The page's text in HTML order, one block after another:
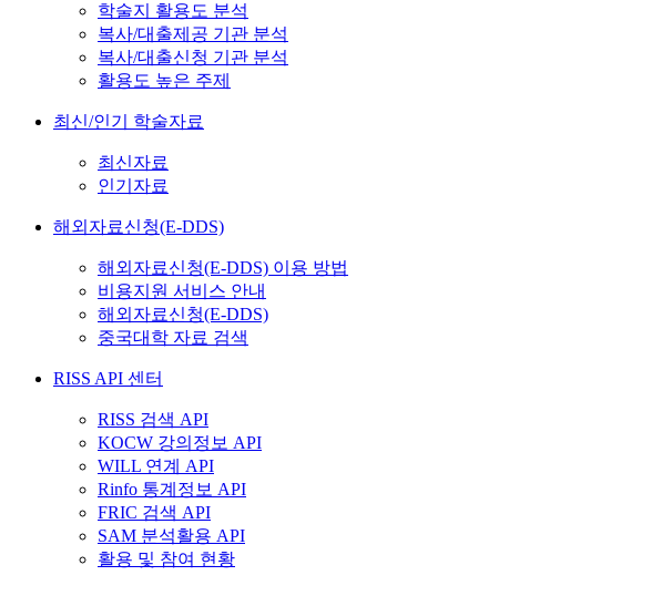
학술지 활용도 분석
복사/대출제공 기관 분석
복사/대출신청 기관 분석
활용도 높은 주제
최신/인기 학술자료
최신자료
인기자료
해외자료신청(E-DDS)
해외자료신청(E-DDS) 이용 방법
비용지원 서비스 안내
해외자료신청(E-DDS)
중국대학 자료 검색
RISS API 센터
RISS 검색 API
KOCW 강의정보 API
WILL 연계 API
Rinfo 통계정보 API
FRIC 검색 API
SAM 분석활용 API
활용 및 참여 현황